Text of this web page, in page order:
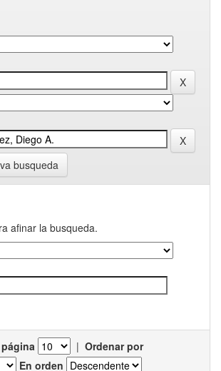
busqueda
afinar la busqueda.
| Ordenar por
En orden